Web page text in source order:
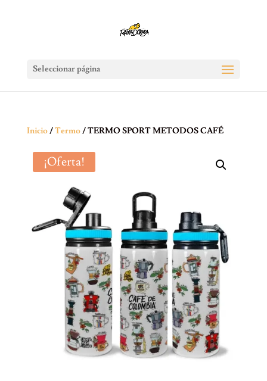
Seleccionar página
Inicio/Termo/ TERMO SPORT METODOS CAFÉ
¡Oferta!